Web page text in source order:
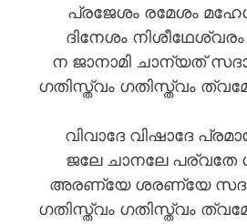
പ്രജേശം രമേശം
ദിനേശം
ന ജാനാമി ചാന്യത്
ഗതിസ്ത്വം ഗതിസ്ത്വം
വിവാദേ വിഷാദേ
ജലേ ചാനലേ
അരണ്യേ ശരണ്യേ സദാ
ഗതിസ്ത്വം ഗതിസ്ത്വം